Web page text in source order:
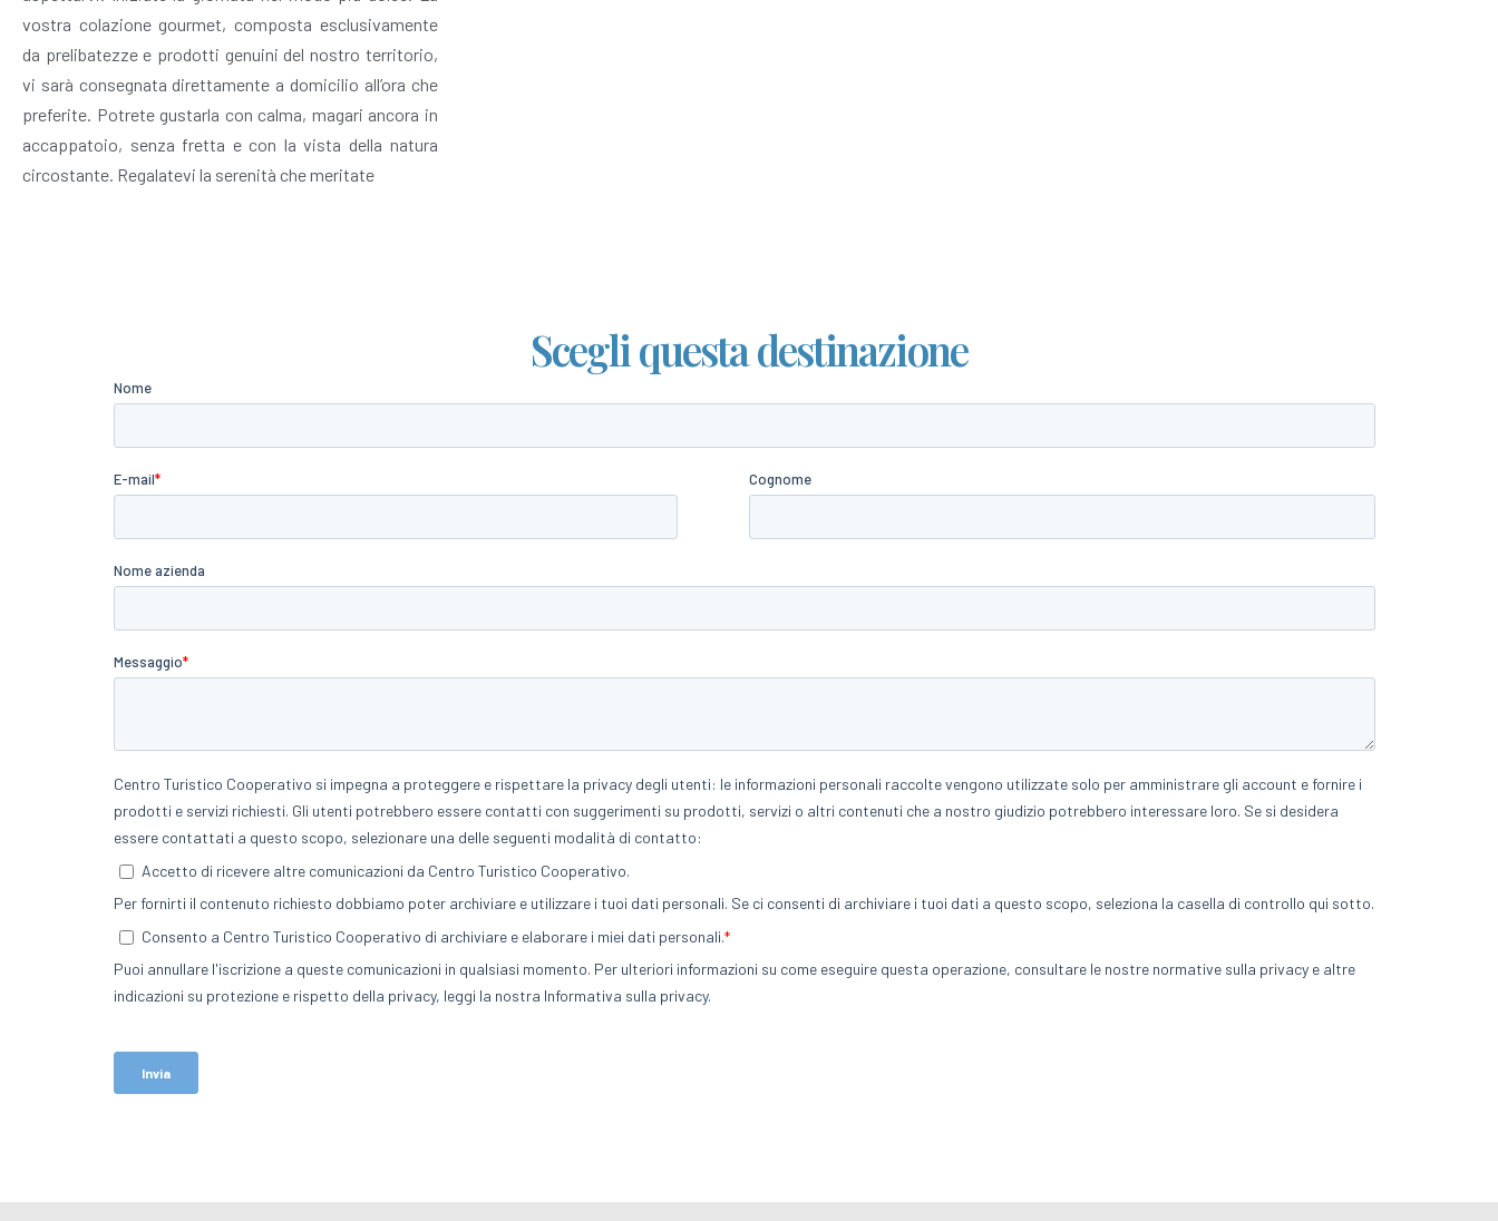
vostra colazione gourmet, composta esclusivamente
da prelibatezze e prodotti genuini del nostro territorio,
vi sarà consegnata direttamente a domicilio all’ora che
preferite. Potrete gustarla con calma, magari ancora in
accappatoio, senza fretta e con la vista della natura
circostante. Regalatevi la serenità che meritate
Scegli questa destinazione